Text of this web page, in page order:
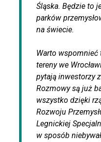
Śląska. Będzie to
parków
na świecie.
Warto wspomnieć
tereny we
pytają inwestorzy
Rozmowy są już
wszystko dzięki
Rozwoju
Legnickiej
w sposób